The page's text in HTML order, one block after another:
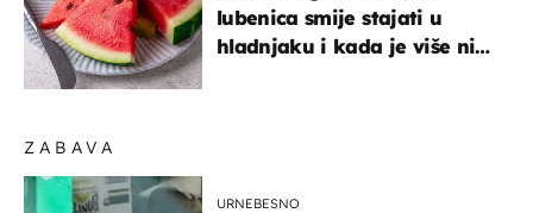
ZABAVA
URNEBESNO
lubenica smije stajati u
hladnjaku i kada je više nije